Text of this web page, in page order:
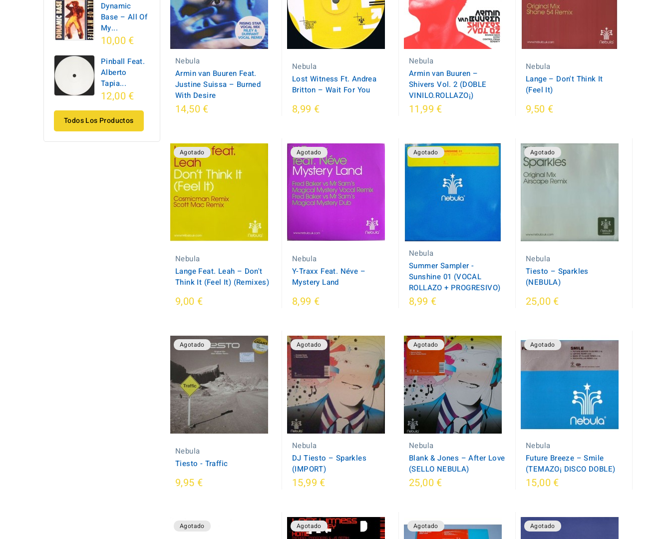
Dynamic
Base ‎– All Of
My...
10,00 €
Pinball Feat.
Alberto
Tapia...
12,00 €
Todos Los Productos
Nebula
Armin van Buuren Feat.
Justine Suissa ‎– Burned
With Desire
14,50 €
Nebula
Lost Witness Ft. Andrea
Britton ‎– Wait For You
8,99 €
Nebula
Armin van Buuren ‎–
Shivers Vol. 2 (DOBLE
VINILO.ROLLAZO¡)
11,99 €
Nebula
Lange ‎– Don't Think It
(Feel It)
9,50 €
Agotado
Nebula
Lange Feat. Leah ‎– Don't
Think It (Feel It) (Remixes)
9,00 €
Agotado
Nebula
Y-Traxx Feat. Néve ‎–
Mystery Land
8,99 €
Agotado
Nebula
Summer Sampler -
Sunshine 01 (VOCAL
ROLLAZO + PROGRESIVO)
8,99 €
Agotado
Nebula
Tiesto – Sparkles
(NEBULA)
25,00 €
Agotado
Nebula
Tiesto - Traffic
9,95 €
Agotado
Nebula
DJ Tiesto – Sparkles
(IMPORT)
15,99 €
Agotado
Nebula
Blank & Jones ‎– After Love
(SELLO NEBULA)
25,00 €
Agotado
Nebula
Future Breeze ‎– Smile
(TEMAZO¡ DISCO DOBLE)
15,00 €
Agotado Agotado Agotado Agotado